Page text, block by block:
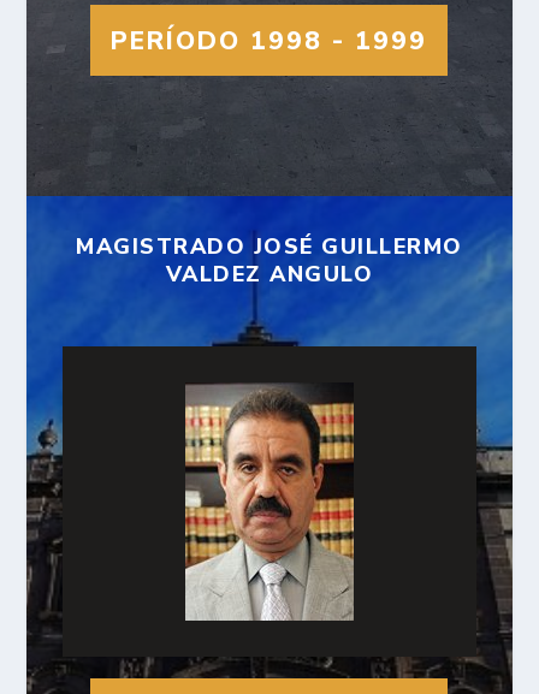
PERÍODO 1998 - 1999
MAGISTRADO JOSÉ GUILLERMO
VALDEZ ANGULO